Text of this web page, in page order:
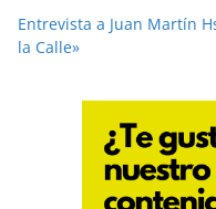
Entrevista a Juan Martín
la Calle»